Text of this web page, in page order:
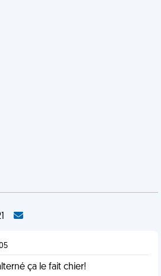
ça le fait chier!